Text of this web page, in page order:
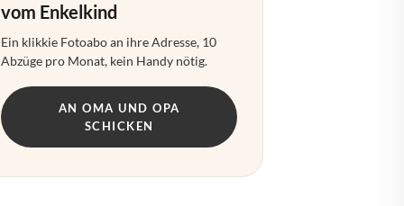
· NEDERLANDS
· DEUTSCH
· FRANÇAIS
· ESPAÑOL
vom Enkelkind
Ein klikkie Fotoabo an ihre Adresse, 10
Abzüge pro Monat, kein Handy nötig.
AN OMA UND OPA
SCHICKEN